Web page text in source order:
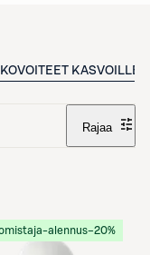
KASVOILLE
Rajaa
alennus−20%